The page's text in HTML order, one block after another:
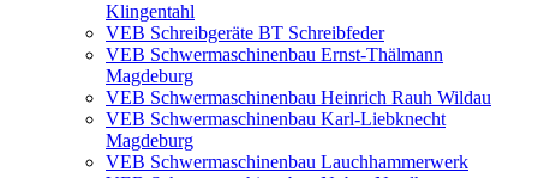
Klingentahl
VEB Schreibgeräte BT Schreibfeder
VEB Schwermaschinenbau Ernst-Thälmann
Magdeburg
VEB Schwermaschinenbau Heinrich Rauh Wildau
VEB Schwermaschinenbau Karl-Liebknecht
Magdeburg
VEB Schwermaschinenbau Lauchhammerwerk